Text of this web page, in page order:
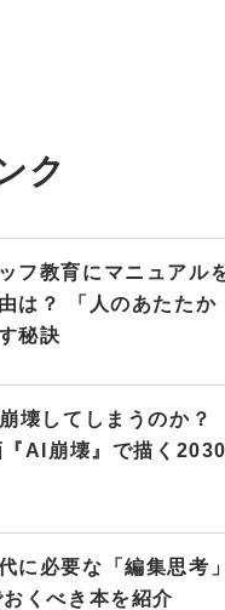
ク
フ教育にマニュアル
は？ 「人のあたたか
秘訣
壊してしまうのか？
『AI崩壊』で描く
に必要な「編集思考
くべき本を紹介